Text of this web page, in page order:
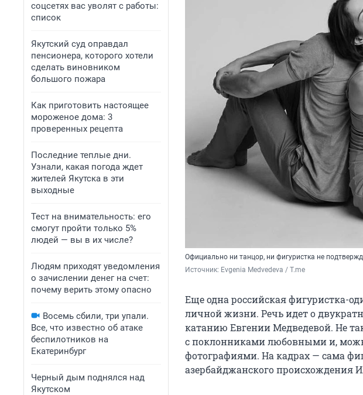
соцсетях вас уволят с работы:
список
Якутский суд оправдал
пенсионера, которого хотели
сделать виновником
большого пожара
Как приготовить настоящее
мороженое дома: 3
проверенных рецепта
Последние теплые дни.
Узнали, какая погода ждет
жителей Якутска в эти
выходные
Тест на внимательность: его
смогут пройти только 5%
людей — вы в их числе?
Людям приходят уведомления
о зачислении денег на счет:
почему верить этому опасно
Восемь сбили, три упали.
Все, что известно об атаке
беспилотников на
Екатеринбург
Черный дым поднялся над
Якутском
Официально ни танцор, ни фигуристка не
Источник: Evgenia Medvedeva / T.me
Еще одна российская фигуристка-
личной жизни. Речь идет о
катанию Евгении Медведевой. Не
с поклонниками любовными и,
фотографиями. На кадрах — сама
азербайджанского происхождения